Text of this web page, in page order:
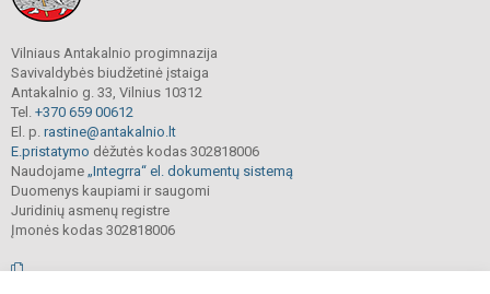
Vilniaus Antakalnio progimnazija
Savivaldybės biudžetinė įstaiga
Antakalnio g. 33, Vilnius 10312
Tel. +370 659 00612
El. p. rastine@antakalnio.lt
E.pristatymo dėžutės kodas 302818006
Naudojame „Integrra“ el. dokumentų sistemą
Duomenys kaupiami ir saugomi
Juridinių asmenų registre
Įmonės kodas 302818006